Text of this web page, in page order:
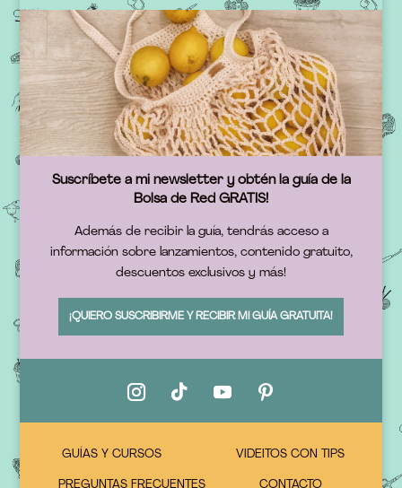
Suscríbete a mi newsletter y obtén la guía de la
Bolsa de Red GRATIS!
Además de recibir la guía, tendrás acceso a
información sobre lanzamientos, contenido gratuito,
descuentos exclusivos y más!
¡QUIERO SUSCRIBIRME Y RECIBIR MI GUÍA GRATUITA!
GUÍAS Y CURSOS VIDEITOS CON TIPS
PREGUNTAS FRECUENTES CONTACTO